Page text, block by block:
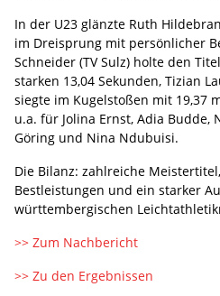
In der U23 glänzte Ruth
im Dreisprung mit persönlicher
Schneider (TV Sulz) holte den
starken 13,04 Sekunden, Tizian
siegte im Kugelstoßen mit 19,37
u.a. für Jolina Ernst, Adia Budde,
Göring und Nina Ndubuisi.
Die Bilanz: zahlreiche
Bestleistungen und ein starker
württembergischen
>> Zum Nachbericht
>> Zu den Ergebnissen